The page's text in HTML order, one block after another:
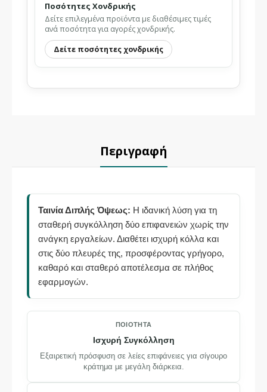
Ποσότητες Χονδρικής
Δείτε επιλεγμένα προϊόντα με διαθέσιμες τιμές
ανά ποσότητα για αγορές χονδρικής.
Δείτε ποσότητες χονδρικής
Περιγραφή
Ταινία Διπλής Όψεως: Η ιδανική λύση για τη
σταθερή συγκόλληση δύο επιφανειών χωρίς την
ανάγκη εργαλείων. Διαθέτει ισχυρή κόλλα και
στις δύο πλευρές της, προσφέροντας γρήγορο,
καθαρό και σταθερό αποτέλεσμα σε πλήθος
εφαρμογών.
ΠΟΙΌΤΗΤΑ
Ισχυρή Συγκόλληση
Εξαιρετική πρόσφυση σε λείες επιφάνειες για σίγουρο
κράτημα με μεγάλη διάρκεια.